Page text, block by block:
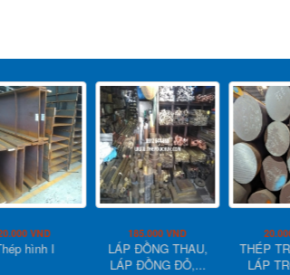
VND
hình I
185.000 VND
LÁP ĐỒNG THAU,
LÁP ĐỒNG ĐỎ,...
THÉP
LÁP